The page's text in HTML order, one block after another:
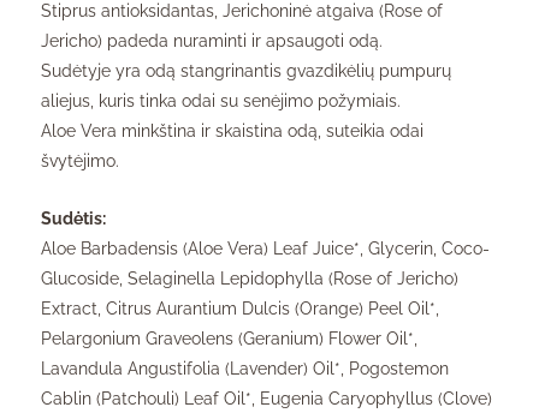
Stiprus antioksidantas, Jerichoninė atgaiva (Rose of
Jericho) padeda nuraminti ir apsaugoti odą.
Sudėtyje yra odą stangrinantis gvazdikėlių pumpurų
aliejus, kuris tinka odai su senėjimo požymiais.
Aloe Vera minkština ir skaistina odą, suteikia odai
švytėjimo.
Sudėtis:
Aloe Barbadensis (Aloe Vera) Leaf Juice*, Glycerin, Coco-
Glucoside, Selaginella Lepidophylla (Rose of Jericho)
Extract, Citrus Aurantium Dulcis (Orange) Peel Oil*,
Pelargonium Graveolens (Geranium) Flower Oil*,
Lavandula Angustifolia (Lavender) Oil*, Pogostemon
Cablin (Patchouli) Leaf Oil*, Eugenia Caryophyllus (Clove)